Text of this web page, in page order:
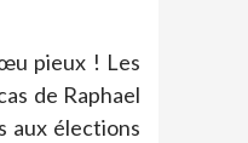
pieux ! Les
de Raphael
aux élections